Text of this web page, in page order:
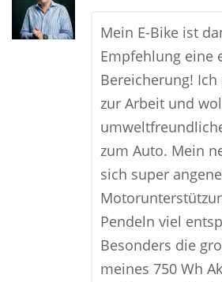
Mein E-Bike ist
Empfehlung eine
Bereicherung!
zur Arbeit und
zum Auto. Mein
sich super
Pendeln viel
Besonders die
meines 750 Wh